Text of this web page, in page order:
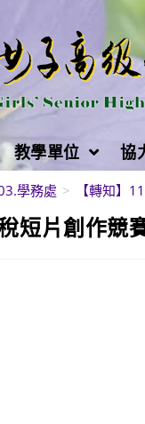
教學單位 協
學務處 > 【轉知】
短片創作競